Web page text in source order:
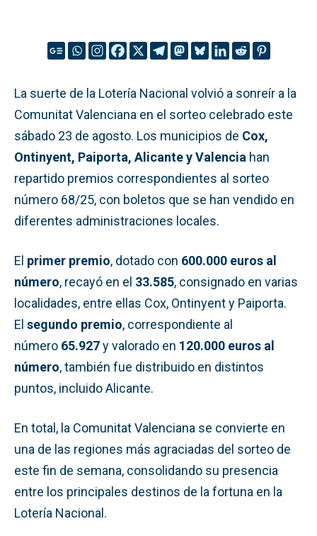
La suerte de la Lotería Nacional volvió a sonreír a la
Comunitat Valenciana en el sorteo celebrado este
sábado 23 de agosto. Los municipios de Cox,
Ontinyent, Paiporta, Alicante y Valencia han
repartido premios correspondientes al sorteo
número 68/25, con boletos que se han vendido en
diferentes administraciones locales.
El primer premio, dotado con 600.000 euros al
número, recayó en el 33.585, consignado en varias
localidades, entre ellas Cox, Ontinyent y Paiporta.
El segundo premio, correspondiente al
número 65.927y valorado en 120.000 euros al
número, también fue distribuido en distintos
puntos, incluido Alicante.
En total, la Comunitat Valenciana se convierte en
una de las regiones más agraciadas del sorteo de
este fin de semana, consolidando su presencia
entre los principales destinos de la fortuna en la
Lotería Nacional.